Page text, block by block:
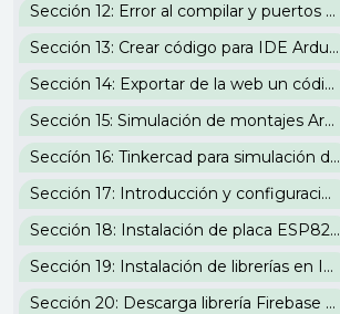
Sección 12: Error al compilar y puertos IDE Arduino
Sección 13: Crear código para IDE Arduino en la web
Sección 14: Exportar de la web un código para el IDE de Arduino
Sección 15: Simulación de montajes Arduino en la web
Seccíón 16: Tinkercad para simulación de código en placas de Arduino
Sección 17: Introducción y configuración en IDE Arduino a la placa IoT ESP8266
Sección 18: Instalación de placa ESP8266 en IDE Arduino
Sección 19: Instalación de librerías en IDE Arduino
Sección 20: Descarga librería Firebase para IoT en IDE Arduino